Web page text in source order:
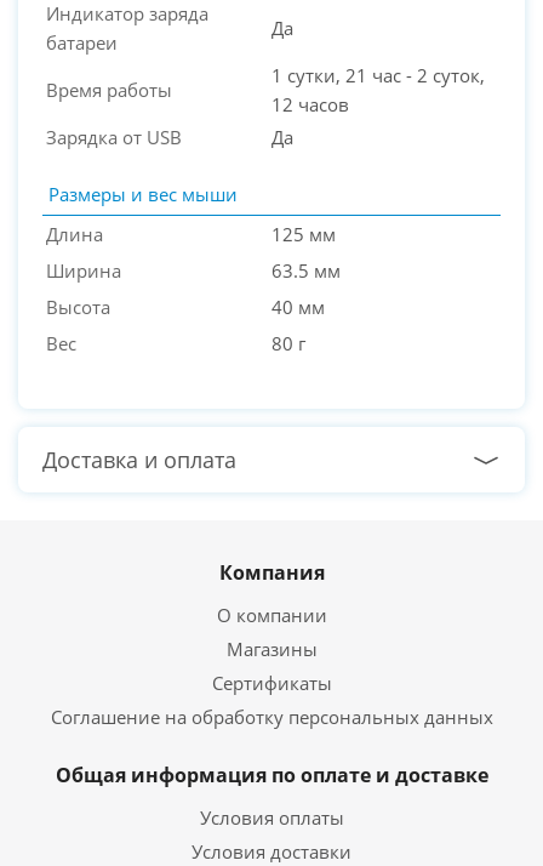
Индикатор заряда
батареи
Да
Время работы
1 сутки, 21 час - 2 суток,
12 часов
Зарядка от USB
Да
Размеры и вес мыши
Длина
125 мм
Ширина
63.5 мм
Высота
40 мм
Вес
80 г
Доставка и оплата
Компания
О компании
Магазины
Сертификаты
Соглашение на обработку персональных данных
Общая информация по оплате и доставке
Условия оплаты
Условия доставки